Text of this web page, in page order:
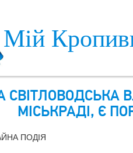
Мій
СВІТЛОВОДСЬКА
МІСЬКРАДІ, Є
ПОДІЯ